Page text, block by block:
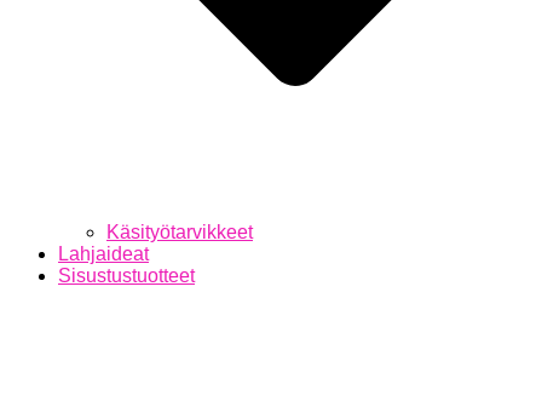
Käsityötarvikkeet
Lahjaideat
Sisustustuotteet